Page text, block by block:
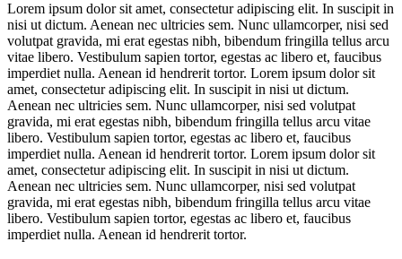
Lorem ipsum dolor sit amet, consectetur adipiscing elit. In suscipit in
nisi ut dictum. Aenean nec ultricies sem. Nunc ullamcorper, nisi sed
volutpat gravida, mi erat egestas nibh, bibendum fringilla tellus arcu
vitae libero. Vestibulum sapien tortor, egestas ac libero et, faucibus
imperdiet nulla. Aenean id hendrerit tortor. Lorem ipsum dolor sit
amet, consectetur adipiscing elit. In suscipit in nisi ut dictum.
Aenean nec ultricies sem. Nunc ullamcorper, nisi sed volutpat
gravida, mi erat egestas nibh, bibendum fringilla tellus arcu vitae
libero. Vestibulum sapien tortor, egestas ac libero et, faucibus
imperdiet nulla. Aenean id hendrerit tortor. Lorem ipsum dolor sit
amet, consectetur adipiscing elit. In suscipit in nisi ut dictum.
Aenean nec ultricies sem. Nunc ullamcorper, nisi sed volutpat
gravida, mi erat egestas nibh, bibendum fringilla tellus arcu vitae
libero. Vestibulum sapien tortor, egestas ac libero et, faucibus
imperdiet nulla. Aenean id hendrerit tortor.